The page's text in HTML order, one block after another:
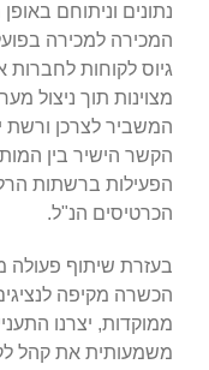
נתונים וניתוחם
המכירה למכירה
גיוס לקוחות לחברות
מצוינות תוך ניצול
המשביר לצרכן ורשת
הקשר הישיר בין
הפעילות ברשתות
הכרטיסים הנ"ל.
בעזרת שיתוף פעולה
הכשרה מקיפה
ממוקדות, יצרנו
משמעותית את קהל